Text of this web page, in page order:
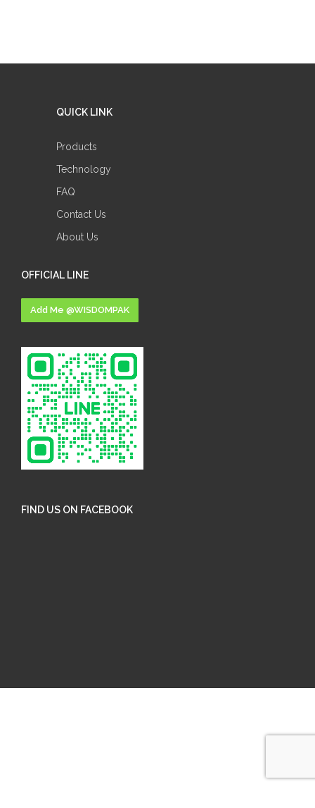
QUICK LINK
Products
Technology
FAQ
Contact Us
About Us
OFFICIAL LINE
Add Me @WISDOMPAK
FIND US ON FACEBOOK